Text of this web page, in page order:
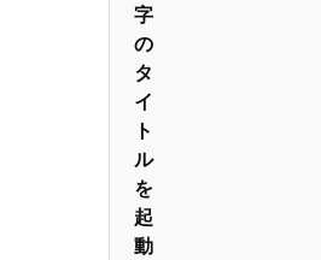
字
の
タ
イ
ト
ル
を
起
動